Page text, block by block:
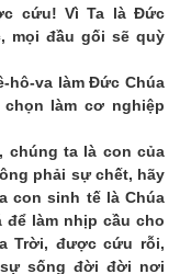
cứu! Vì Ta là Đức
mọi đầu gối sẽ quỳ
va làm Đức Chúa
làm cơ nghiệp
ta là con của
phải sự chết, hãy
con sinh tế là Chúa
làm nhịp cầu cho
Trời, được cứu rỗi,
sống đời đời nơi